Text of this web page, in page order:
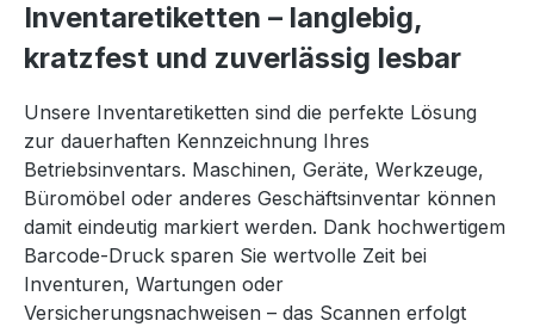
Inventaretiketten – langlebig,
kratzfest und zuverlässig lesbar
Unsere Inventaretiketten sind die perfekte Lösung
zur dauerhaften Kennzeichnung Ihres
Betriebsinventars. Maschinen, Geräte, Werkzeuge,
Büromöbel oder anderes Geschäftsinventar können
damit eindeutig markiert werden. Dank hochwertigem
Barcode-Druck sparen Sie wertvolle Zeit bei
Inventuren, Wartungen oder
Versicherungsnachweisen – das Scannen erfolgt